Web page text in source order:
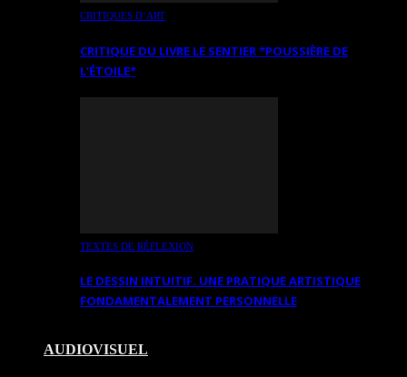
CRITIQUES D’ART
CRITIQUE DU LIVRE LE SENTIER *POUSSIÈRE DE
L’ÉTOILE*
TEXTES DE RÉFLEXION
LE DESSIN INTUITIF. UNE PRATIQUE ARTISTIQUE
FONDAMENTALEMENT PERSONNELLE
AUDIOVISUEL